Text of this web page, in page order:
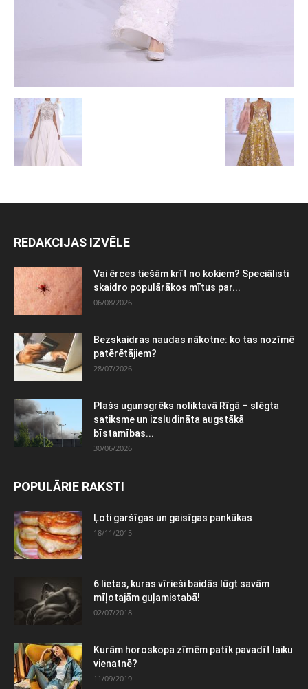
REDAKCIJAS IZVĒLE
Vai ērces tiešām krīt no kokiem? Speciālisti
skaidro populārākos mītus par...
06/08/2026
Bezskaidras naudas nākotne: ko tas nozīmē
patērētājiem?
28/07/2026
Plašs ugunsgrēks noliktavā Rīgā – slēgta
satiksme un izsludināta augstākā
bīstamības...
30/06/2026
POPULĀRIE RAKSTI
Ļoti garšīgas un gaisīgas pankūkas
18/11/2015
6 lietas, kuras vīrieši baidās lūgt savām
mīļotajām guļamistabā!
02/07/2018
Kurām horoskopa zīmēm patīk pavadīt laiku
vienatnē?
11/09/2019